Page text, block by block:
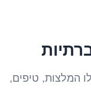
המלצות, טיפים,